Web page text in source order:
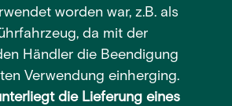
worden war, z.B. als
da mit der
Händler die Beendigung
Verwendung einherging.
die Lieferung eines